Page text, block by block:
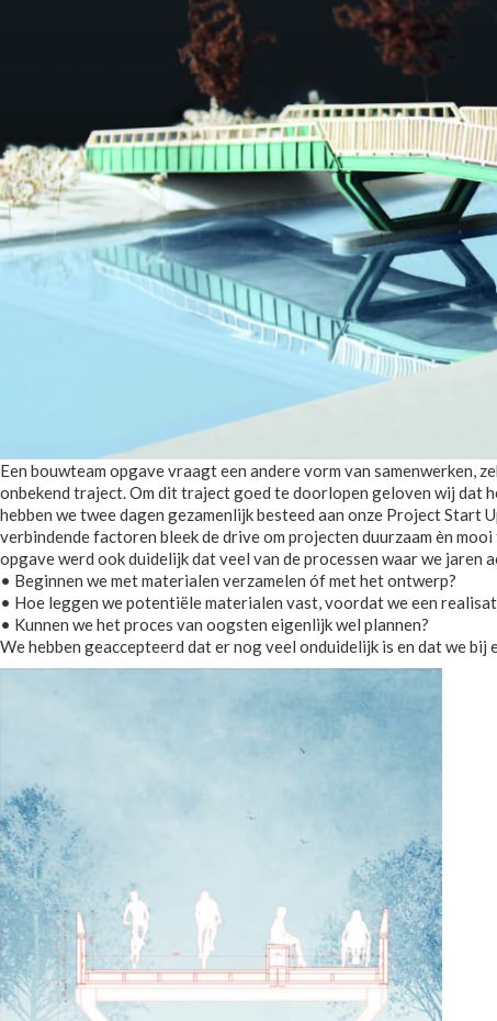
Een bouwteam opgave vraagt een andere vorm van
onbekend traject. Om dit traject goed te doorlopen geloven wij dat
hebben we twee dagen gezamenlijk besteed aan onze Project Start
verbindende factoren bleek de drive om projecten duurzaam èn
opgave werd ook duidelijk dat veel van de processen waar we jaren
• Beginnen we met materialen verzamelen óf met het ontwerp?
• Hoe leggen we potentiële materialen vast, voordat we een
• Kunnen we het proces van oogsten eigenlijk wel plannen?
We hebben geaccepteerd dat er nog veel onduidelijk is en dat we